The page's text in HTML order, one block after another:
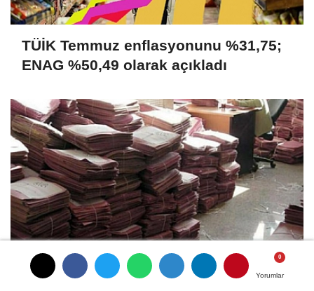
Yorumlar
Yorumlar
TÜİK Temmuz enflasyonunu %31,75;
ENAG %50,49 olarak açıkladı
Yüksek Faiz ve Nakit Sıkışıklığı